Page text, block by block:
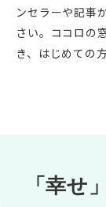
ンセラーや記事
さい。ココロの
き、はじめての
「幸せ